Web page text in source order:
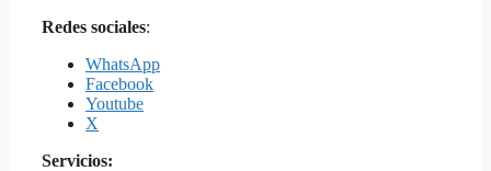
Redes sociales:
WhatsApp
Facebook
Youtube
X
Servicios: